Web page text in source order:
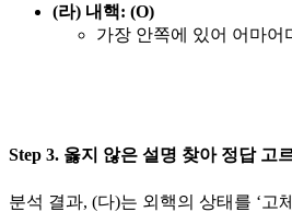
(라) 내핵: (O)
가장 안쪽에 있어 어마
Step 3. 옳지 않은 설명 찾아 정답 고
분석 결과, (다)는 외핵의 상태를 ‘